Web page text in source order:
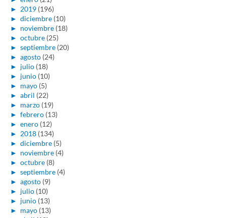
► 2019 (196)
► diciembre (10)
► noviembre (18)
► octubre (25)
► septiembre (20)
► agosto (24)
► julio (18)
► junio (10)
► mayo (5)
► abril (22)
► marzo (19)
► febrero (13)
► enero (12)
► 2018 (134)
► diciembre (5)
► noviembre (4)
► octubre (8)
► septiembre (4)
► agosto (9)
► julio (10)
► junio (13)
► mayo (13)